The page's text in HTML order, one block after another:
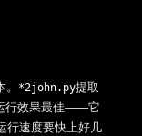
*2john.py提取
行效果最佳——它
行速度要快上好几